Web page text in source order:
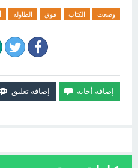
وضعت الكتاب فوق الطاوله